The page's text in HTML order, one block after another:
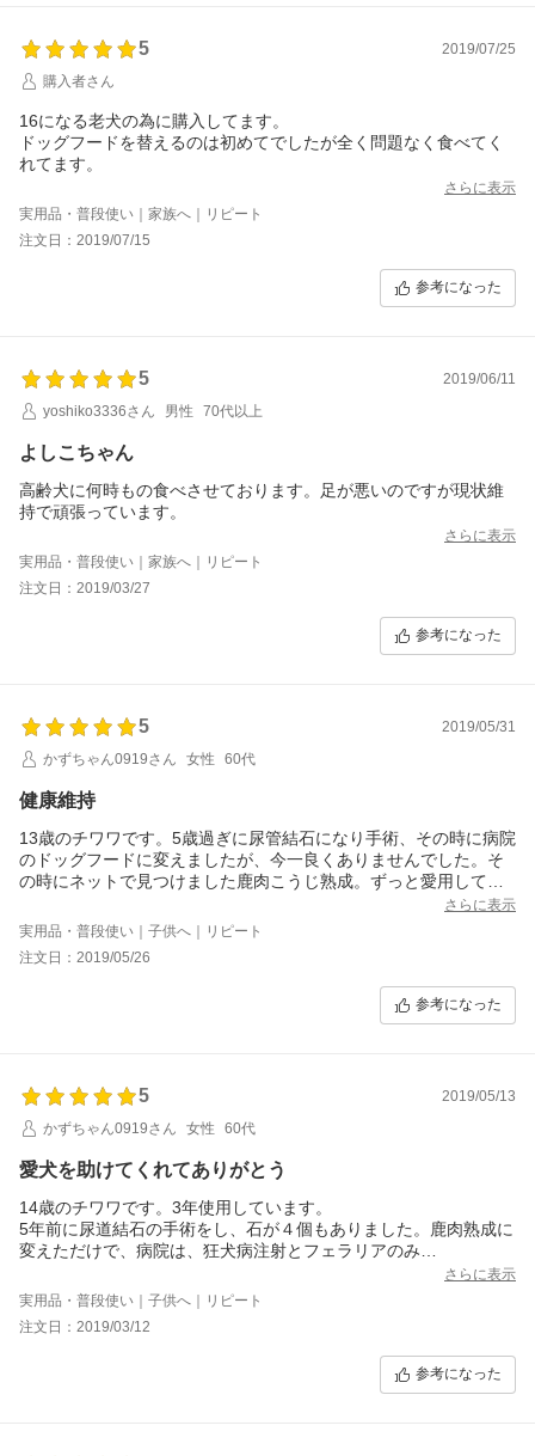
5
2019/07/25
購入者さん
16になる老犬の為に購入してます。
ドッグフードを替えるのは初めてでしたが全く問題なく食べてく
れてます。
さらに表示
実用品・普段使い｜家族へ｜リピート
注文日：2019/07/15
参考になった
5
2019/06/11
yoshiko3336さん
男性 70代以上
よしこちゃん
高齢犬に何時もの食べさせております。足が悪いのですが現状維
持で頑張っています。
さらに表示
実用品・普段使い｜家族へ｜リピート
注文日：2019/03/27
参考になった
5
2019/05/31
かずちゃん0919さん
女性 60代
健康維持
13歳のチワワです。5歳過ぎに尿管結石になり手術、その時に病院
のドッグフードに変えましたが、今一良くありませんでした。そ
の時にネットで見つけました鹿肉こうじ熟成。ずっと愛用してい
健康第一ですよね。
さらに表示
実用品・普段使い｜子供へ｜リピート
注文日：2019/05/26
参考になった
5
2019/05/13
かずちゃん0919さん
女性 60代
愛犬を助けてくれてありがとう
14歳のチワワです。3年使用しています。
5年前に尿道結石の手術をし、石が４個もありました。鹿肉熟成に
変えただけで、病院は、狂犬病注射とフェラリアのみ
さらに表示
実用品・普段使い｜子供へ｜リピート
注文日：2019/03/12
参考になった